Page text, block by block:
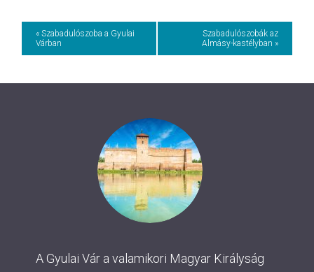
Event
Navigation
« Szabadulószoba a Gyulai
Várban
Szabadulószobák az
Almásy-kastélyban »
A Gyulai Vár a valamikori Magyar Királyság